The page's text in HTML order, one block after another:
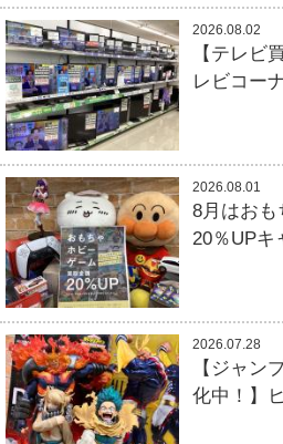
2026.08.02
【テレビ
レビコー
2026.08.01
8月はおも
20％UPキ
2026.07.28
【ジャン
化中！】